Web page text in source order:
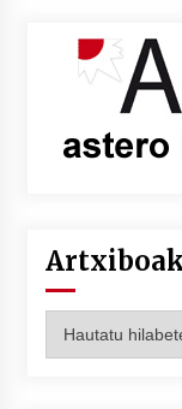
hilez